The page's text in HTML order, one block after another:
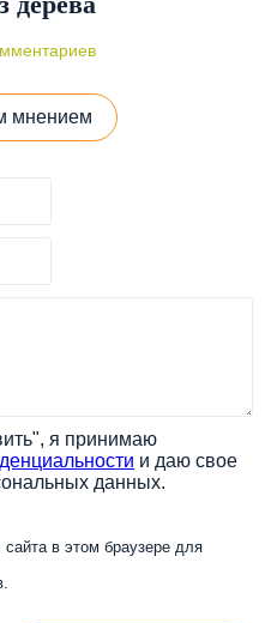
мнением
я принимаю
и даю свое
данных.
в этом браузере для